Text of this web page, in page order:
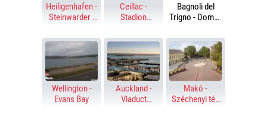
Heiligenhafen -
Steinwarder -
Bałtyckie
Ceillac -
Stadion
Bagnoli del
Trigno - Domus
Spa
Wellington -
Evans Bay
Auckland -
Viaduct
Makó -
Széchenyi tér,